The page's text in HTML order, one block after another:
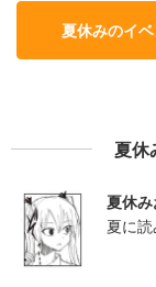
夏休みのイ
夏休
夏休
夏に